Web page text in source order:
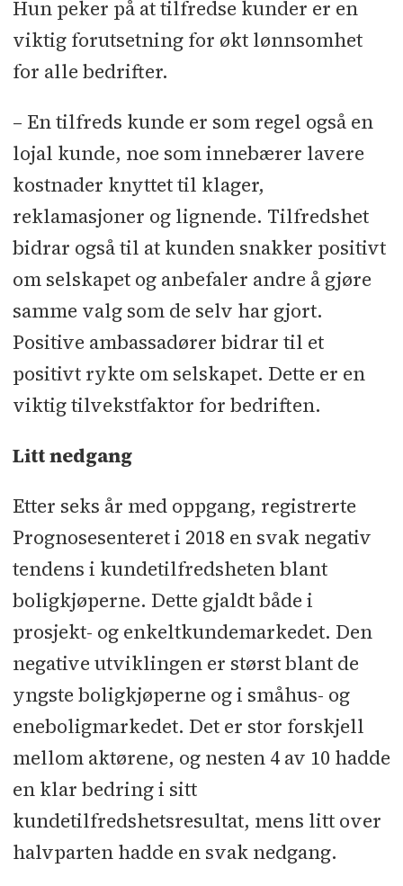
Hun peker på at tilfredse kunder er en
viktig forutsetning for økt lønnsomhet
for alle bedrifter.
– En tilfreds kunde er som regel også en
lojal kunde, noe som innebærer lavere
kostnader knyttet til klager,
reklamasjoner og lignende. Tilfredshet
bidrar også til at kunden snakker positivt
om selskapet og anbefaler andre å gjøre
samme valg som de selv har gjort.
Positive ambassadører bidrar til et
positivt rykte om selskapet. Dette er en
viktig tilvekstfaktor for bedriften.
Litt nedgang
Etter seks år med oppgang, registrerte
Prognosesenteret i 2018 en svak negativ
tendens i kundetilfredsheten blant
boligkjøperne. Dette gjaldt både i
prosjekt- og enkeltkundemarkedet. Den
negative utviklingen er størst blant de
yngste boligkjøperne og i småhus- og
eneboligmarkedet. Det er stor forskjell
mellom aktørene, og nesten 4 av 10 hadde
en klar bedring i sitt
kundetilfredshetsresultat, mens litt over
halvparten hadde en svak nedgang.